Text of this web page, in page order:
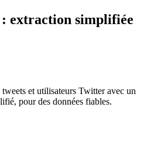
extraction simplifiée
et utilisateurs Twitter avec un
pour des données fiables.